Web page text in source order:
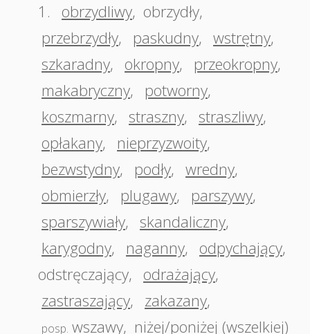
1.
obrzydliwy, obrzydły,
przebrzydły, paskudny, wstrętny,
szkaradny, okropny, przeokropny,
makabryczny, potworny,
koszmarny, straszny, straszliwy,
opłakany, nieprzyzwoity,
bezwstydny, podły, wredny,
obmierzły, plugawy, parszywy,
sparszywiały, skandaliczny,
karygodny, naganny, odpychający,
odstręczający, odrażający,
zastraszający, zakazany,
posp. wszawy, niżej/poniżej (wszelkiej)